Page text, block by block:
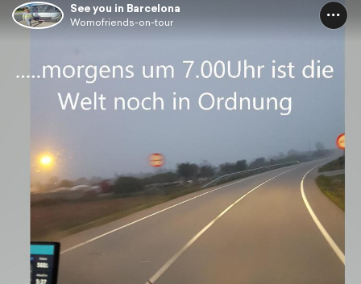
Flyover video
Explore
See you in Barcelona
Womofriends-on-tour